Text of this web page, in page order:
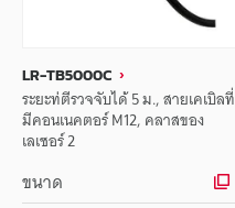
LR-TB5000C
ระยะท่ตีรวจจับได้ 5 ม., สายเคเบิลที่
มีคอนเนคตอร์ M12, คลาสของ
เลเซอร์ 2
ขนาด